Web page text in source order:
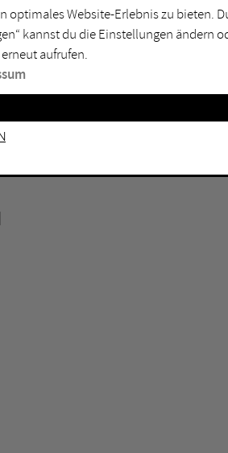
Mülheim an der Ruhr
Oberhausen
Unna
Witten
optimales Website-Erlebnis zu bieten.
kannst du die Einstellungen ändern
aufrufen.